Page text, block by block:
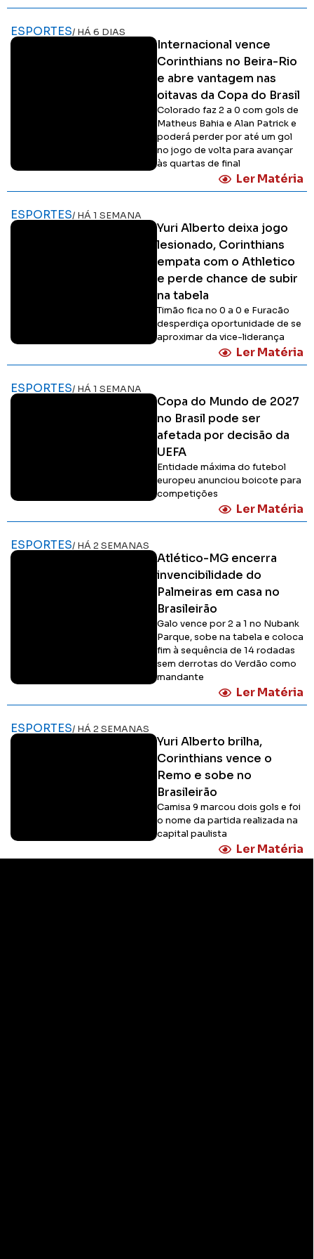
ESPORTES/ HÁ 6 DIAS
Internacional vence
Corinthians no Beira-Rio
e abre vantagem nas
oitavas da Copa do Brasil
Colorado faz 2 a 0 com gols de
Matheus Bahia e Alan Patrick e
poderá perder por até um gol
no jogo de volta para avançar
às quartas de final
Ler Matéria
ESPORTES/ HÁ 1 SEMANA
Yuri Alberto deixa jogo
lesionado, Corinthians
empata com o Athletico
e perde chance de subir
na tabela
Timão fica no 0 a 0 e Furacão
desperdiça oportunidade de se
aproximar da vice-liderança
Ler Matéria
ESPORTES/ HÁ 1 SEMANA
Copa do Mundo de 2027
no Brasil pode ser
afetada por decisão da
UEFA
Entidade máxima do futebol
europeu anunciou boicote para
competições
Ler Matéria
ESPORTES/ HÁ 2 SEMANAS
Atlético-MG encerra
invencibilidade do
Palmeiras em casa no
Brasileirão
Galo vence por 2 a 1 no Nubank
Parque, sobe na tabela e coloca
fim à sequência de 14 rodadas
sem derrotas do Verdão como
mandante
Ler Matéria
ESPORTES/ HÁ 2 SEMANAS
Yuri Alberto brilha,
Corinthians vence o
Remo e sobe no
Brasileirão
Camisa 9 marcou dois gols e foi
o nome da partida realizada na
capital paulista
Ler Matéria